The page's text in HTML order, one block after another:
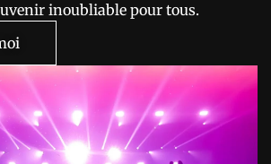
inoubliable pour tous.